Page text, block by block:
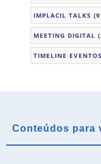
IMPLACIL TALKS
MEETING DIGITAL
TIMELINE EVENTOS
Conteúdos para